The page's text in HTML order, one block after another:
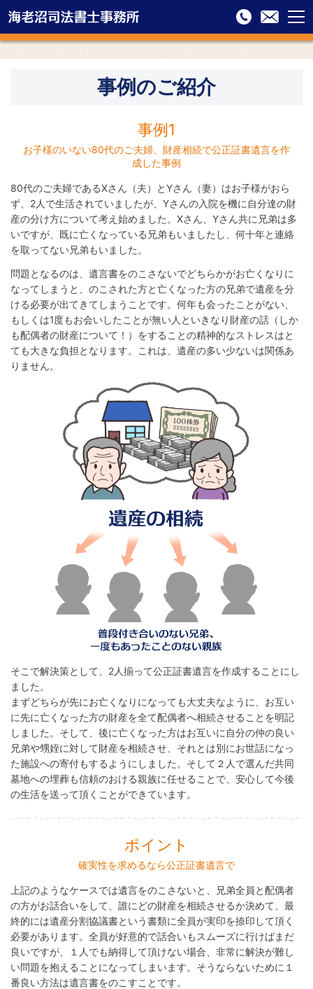
03-
問
合
わ
せ
く
い
お問
menu
事例のご紹介
事例1
お子様のいない80代のご夫婦、財産相続で公正証書遺言を作
成した事例
80代のご夫婦であるXさん（夫）とYさん（妻）はお子様がおら
ず、2人で生活されていましたが、Yさんの入院を機に自分達の財
産の分け方について考え始めました。Xさん、Yさん共に兄弟は多
いですが、既に亡くなっている兄弟もいましたし、何十年と連絡
を取ってない兄弟もいました。
問題となるのは、遺言書をのこさないでどちらかがお亡くなりに
なってしまうと、のこされた方と亡くなった方の兄弟で遺産を分
ける必要が出てきてしまうことです。何年も会ったことがない、
もしくは1度もお会いしたことが無い人といきなり財産の話（しか
も配偶者の財産について！）をすることの精神的なストレスはと
ても大きな負担となります。これは、遺産の多い少ないは関係あ
りません。
そこで解決策として、2人揃って公正証書遺言を作成することにし
ました。
まずどちらが先にお亡くなりになっても大丈夫なように、お互い
に先に亡くなった方の財産を全て配偶者へ相続させることを明記
しました。そして、後に亡くなった方はお互いに自分の仲の良い
兄弟や甥姪に対して財産を相続させ、それとは別にお世話になっ
た施設への寄付もするようにしました。そして２人で選んだ共同
墓地への埋葬も信頼のおける親族に任せることで、安心して今後
の生活を送って頂くことができています。
ポイント
確実性を求めるなら公正証書遺言で
上記のようなケースでは遺言をのこさないと、兄弟全員と配偶者
の方がお話合いをして、誰にどの財産を相続させるか決めて、最
終的には遺産分割協議書という書類に全員が実印を捺印して頂く
必要があります。全員が好意的で話合いもスムーズに行けばまだ
良いですが、１人でも納得して頂けない場合、非常に解決が難し
い問題を抱えることになってしまいます。そうならないために１
番良い方法は遺言書をのこすことです。